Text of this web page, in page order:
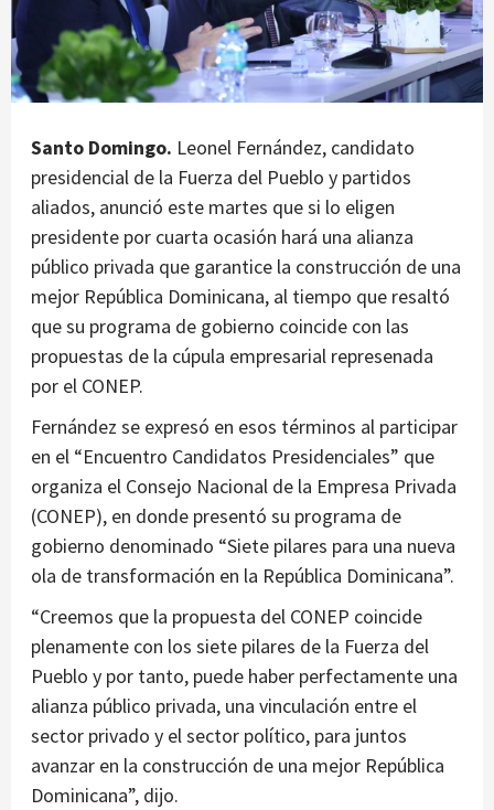
Santo Domingo. Leonel Fernández, candidato
presidencial de la Fuerza del Pueblo y partidos
aliados, anunció este martes que si lo eligen
presidente por cuarta ocasión hará una alianza
público privada que garantice la construcción de una
mejor República Dominicana, al tiempo que resaltó
que su programa de gobierno coincide con las
propuestas de la cúpula empresarial represenada
por el CONEP.
Fernández se expresó en esos términos al participar
en el “Encuentro Candidatos Presidenciales” que
organiza el Consejo Nacional de la Empresa Privada
(CONEP), en donde presentó su programa de
gobierno denominado “Siete pilares para una nueva
ola de transformación en la República Dominicana”.
“Creemos que la propuesta del CONEP coincide
plenamente con los siete pilares de la Fuerza del
Pueblo y por tanto, puede haber perfectamente una
alianza público privada, una vinculación entre el
sector privado y el sector político, para juntos
avanzar en la construcción de una mejor República
Dominicana”, dijo.